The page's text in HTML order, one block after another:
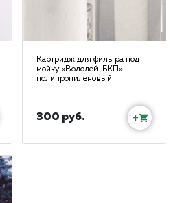
Картридж для фильтра под
мойку «Водолей-БКП»
полипропиленовый
300 руб. +